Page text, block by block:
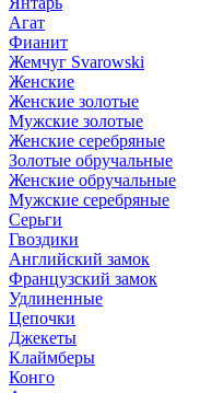
Агат
Фианит
Жемчуг Svarowski
Женские
Женские золотые
Мужские золотые
Женские серебряные
Золотые обручальные
Женские обручальные
Мужские серебряные
Серьги
Гвоздики
Английский замок
Французский замок
Удлиненные
Цепочки
Джекеты
Клаймберы
Конго